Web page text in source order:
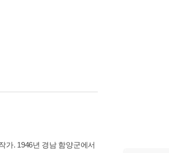
가. 1946년 경남 함양군에서